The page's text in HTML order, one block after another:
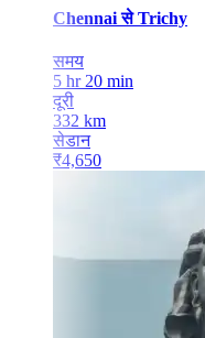
Chennai से Trichy
समय
5 hr 20 min
दूरी
332 km
सेडान
₹4,650